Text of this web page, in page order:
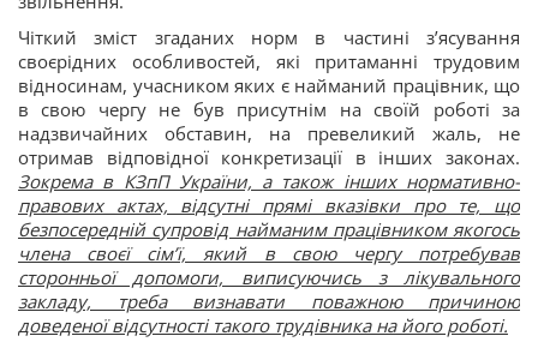
Чіткий зміст згаданих норм в частині з’ясування
своєрідних особливостей, які притаманні трудовим
відносинам, учасником яких є найманий працівник, що
в свою чергу не був присутнім на своїй роботі за
надзвичайних обставин, на превеликий жаль, не
отримав відповідної конкретизації в інших законах.
Зокрема в КЗпП України, а також інших нормативно-
правових актах, відсутні прямі вказівки про те, що
безпосередній супровід найманим працівником якогось
члена своєї сім’ї, який в свою чергу потребував
сторонньої допомоги, виписуючись з лікувального
закладу, треба визнавати поважною причиною
доведеної відсутності такого трудівника на його роботі.